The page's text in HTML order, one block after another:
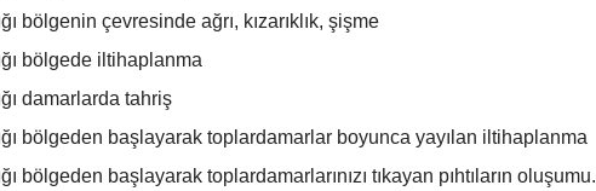
bölgenin çevresinde ağrı, kızarıklık, şişme
bölgede iltihaplanma
damarlarda tahriş
bölgeden başlayarak toplardamarlar boyunca yayılan iltihaplanma
bölgeden başlayarak toplardamarlarınızı tıkayan pıhtıların oluşumu.